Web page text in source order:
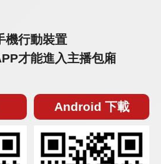
機行動裝置
才能進入主播包廂
Android 下載